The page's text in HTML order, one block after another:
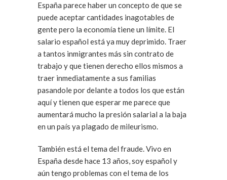
España parece haber un concepto de que se
puede aceptar cantidades inagotables de
gente pero la economía tiene un límite. El
salario español está ya muy deprimido. Traer
a tantos inmigrantes más sin contrato de
trabajo y que tienen derecho ellos mismos a
traer inmediatamente a sus familias
pasandole por delante a todos los que están
aquí y tienen que esperar me parece que
aumentará mucho la presión salarial a la baja
en un país ya plagado de mileurismo.
También está el tema del fraude. Vivo en
España desde hace 13 años, soy español y
aún tengo problemas con el tema de los